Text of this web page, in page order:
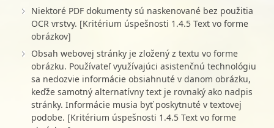
Niektoré PDF dokumenty sú naskenované bez použitia
OCR vrstvy. [Kritérium úspešnosti 1.4.5 Text vo forme
obrázkov]
Obsah webovej stránky je zložený z textu vo forme
obrázku. Používateľ využívajúci asistenčnú technológiu
sa nedozvie informácie obsiahnuté v danom obrázku,
keďže samotný alternatívny text je rovnaký ako nadpis
stránky. Informácie musia byť poskytnuté v textovej
podobe. [Kritérium úspešnosti 1.4.5 Text vo forme